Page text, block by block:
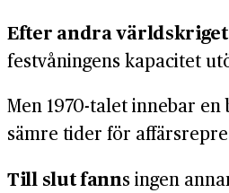
Efter andra världskriget
festvåningens kapacitet
Men 1970-talet innebar
sämre tider för
Till slut fanns ingen